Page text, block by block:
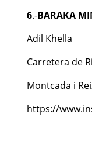
6.-BARAKA
Adil Khella
Carretera de
Montcada i
https://